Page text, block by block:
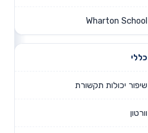
Wharton School
כללי
שיפור יכולות תקשורת
וורטון